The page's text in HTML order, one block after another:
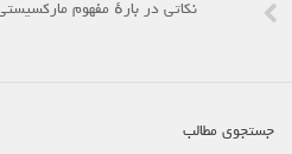
نکاتی در بارهٔ مفهوم
جستجوی مطالب